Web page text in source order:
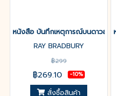
หนังสือ บันทึกเหตุการณ์บนดาวอังคา
RAY BRADBURY
฿299
฿269.10 -10%
สั่งซื้อสินค้า